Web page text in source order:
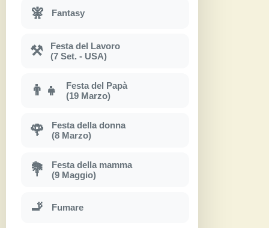
🧚 Fantasy
⚒
Festa del Lavoro
(7 Set. - USA)
👨‍👧
Festa del Papà
(19 Marzo)
🌹
Festa della donna
(8 Marzo)
💐
Festa della mamma
(9 Maggio)
🚬 Fumare